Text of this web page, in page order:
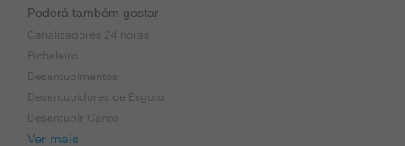
Poderá também gostar
Canalizadores 24 horas
Picheleiro
Desentupimentos
Desentupidores de Esgoto
Desentupir Canos
Ver mais